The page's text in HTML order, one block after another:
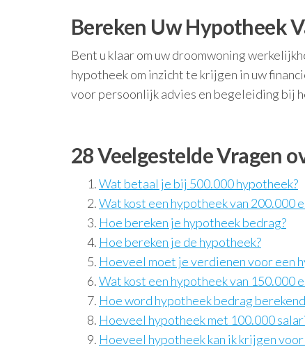
Bereken Uw Hypotheek
Bent u klaar om uw droomwoning
hypotheek om inzicht te krijgen in uw
voor persoonlijk advies en begeleiding bij
28 Veelgestelde Vragen
Wat betaal je bij 500.000 hypotheek?
Wat kost een hypotheek van 200.000
Hoe bereken je hypotheek bedrag?
Hoe bereken je de hypotheek?
Hoeveel moet je verdienen voor een
Wat kost een hypotheek van 150.000
Hoe word hypotheek bedrag
Hoeveel hypotheek met 100.000
Hoeveel hypotheek kan ik krijgen